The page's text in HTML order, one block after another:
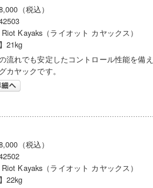
（税込）
Riot Kayaks（ライオット カヤックス）
21kg
流れでも安定したコントロール性能を備
カヤックです。
（税込）
Riot Kayaks（ライオット カヤックス）
22kg